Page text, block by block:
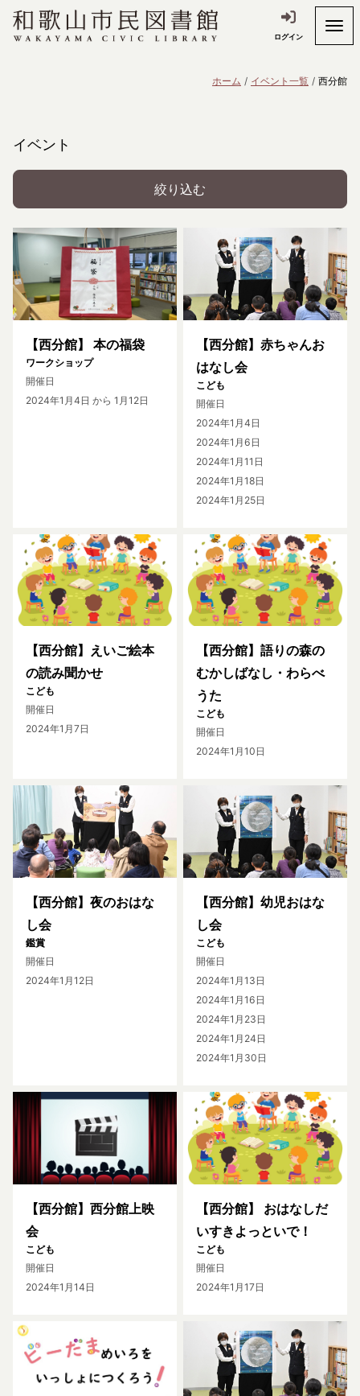
ログイン
ホーム イベント一覧 西分館
イベント
絞り込む
【西分館】 本の福袋
ワークショップ
開催日
2024年1月4日 から 1月12日
【西分館】赤ちゃんお
はなし会
こども
開催日
2024年1月4日
2024年1月6日
2024年1月11日
2024年1月18日
2024年1月25日
【西分館】えいご絵本
の読み聞かせ
こども
開催日
2024年1月7日
【西分館】語りの森の
むかしばなし・わらべ
うた
こども
開催日
2024年1月10日
【西分館】夜のおはな
し会
鑑賞
開催日
2024年1月12日
【西分館】幼児おはな
し会
こども
開催日
2024年1月13日
2024年1月16日
2024年1月23日
2024年1月24日
2024年1月30日
【西分館】西分館上映
会
こども
開催日
2024年1月14日
【西分館】 おはなしだ
いすきよっといで！
こども
開催日
2024年1月17日